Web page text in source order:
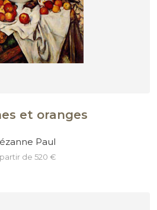
et oranges
Paul
à partir de 520 €